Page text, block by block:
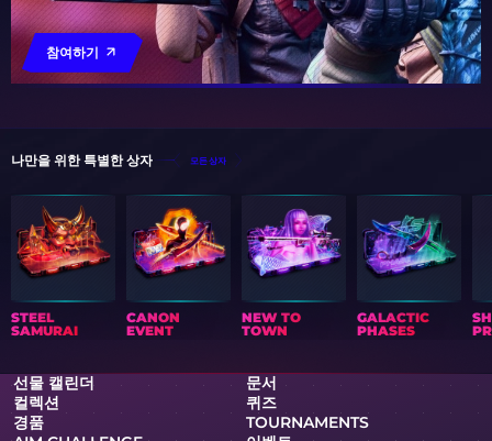
참여하기
나만을 위한 특별한 상자 모든 상자
STEEL
SAMURAI
CANON
EVENT
NEW TO
TOWN
GALACTIC
PHASES
선물 캘린더
문서
컬렉션
퀴즈
경품
TOURNAMENTS